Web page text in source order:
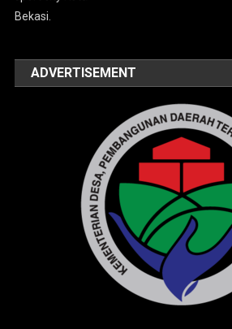
ADVERTISEMENT